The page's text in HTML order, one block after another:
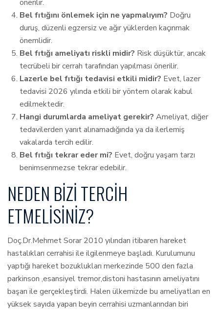
önerilir.
Bel fıtığını önlemek için ne yapmalıyım? Doğru
duruş, düzenli egzersiz ve ağır yüklerden kaçınmak
önemlidir.
Bel fıtığı ameliyatı riskli midir? Risk düşüktür, ancak
tecrübeli bir cerrah tarafından yapılması önerilir.
Lazerle bel fıtığı tedavisi etkili midir? Evet, lazer
tedavisi 2026 yılında etkili bir yöntem olarak kabul
edilmektedir.
Hangi durumlarda ameliyat gerekir? Ameliyat, diğer
tedavilerden yanıt alınamadığında ya da ilerlemiş
vakalarda tercih edilir.
Bel fıtığı tekrar eder mi? Evet, doğru yaşam tarzı
benimsenmezse tekrar edebilir.
NEDEN BIZI TERCIH
ETMELISINIZ?
Doç.Dr.Mehmet Sorar 2010 yılından itibaren hareket
hastalıkları cerrahisi ile ilgilenmeye başladı. Kurulumunu
yaptığı hareket bozuklukları merkezinde 500 den fazla
parkinson ,esansiyel tremor,distoni hastasının ameliyatını
başarı ile gerçekleştirdi. Halen ülkemizde bu ameliyatları en
yüksek sayıda yapan beyin cerrahisi uzmanlarından biri